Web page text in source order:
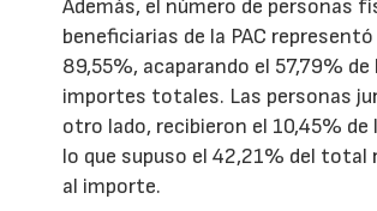
Además, el número de personas
beneficiarias de la PAC
89,55%, acaparando el 57,79% de
importes totales. Las personas
otro lado, recibieron el 10,45% de
lo que supuso el 42,21% del total
al importe.